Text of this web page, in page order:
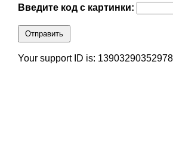
Введите код с картинки:
Отправить
Your support ID is: